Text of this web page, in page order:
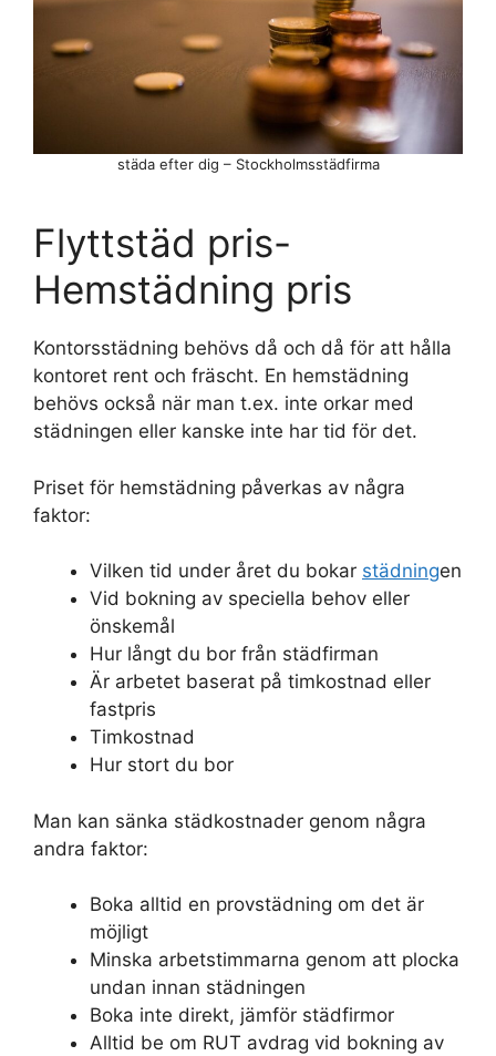
städa efter dig – Stockholmsstädfirma
Flyttstäd pris-
Hemstädning pris
Kontorsstädning behövs då och då för att hålla
kontoret rent och fräscht. En hemstädning
behövs också när man t.ex. inte orkar med
städningen eller kanske inte har tid för det.
Priset för hemstädning påverkas av några
faktor:
Vilken tid under året du bokar städningen
Vid bokning av speciella behov eller
önskemål
Hur långt du bor från städfirman
Är arbetet baserat på timkostnad eller
fastpris
Timkostnad
Hur stort du bor
Man kan sänka städkostnader genom några
andra faktor:
Boka alltid en provstädning om det är
möjligt
Minska arbetstimmarna genom att plocka
undan innan städningen
Boka inte direkt, jämför städfirmor
Alltid be om RUT avdrag vid bokning av